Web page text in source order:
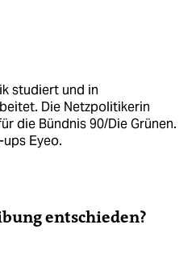
studiert und in
Die Netzpolitikerin
die Bündnis 90/Die Grünen.
Eyeo.
entschieden?